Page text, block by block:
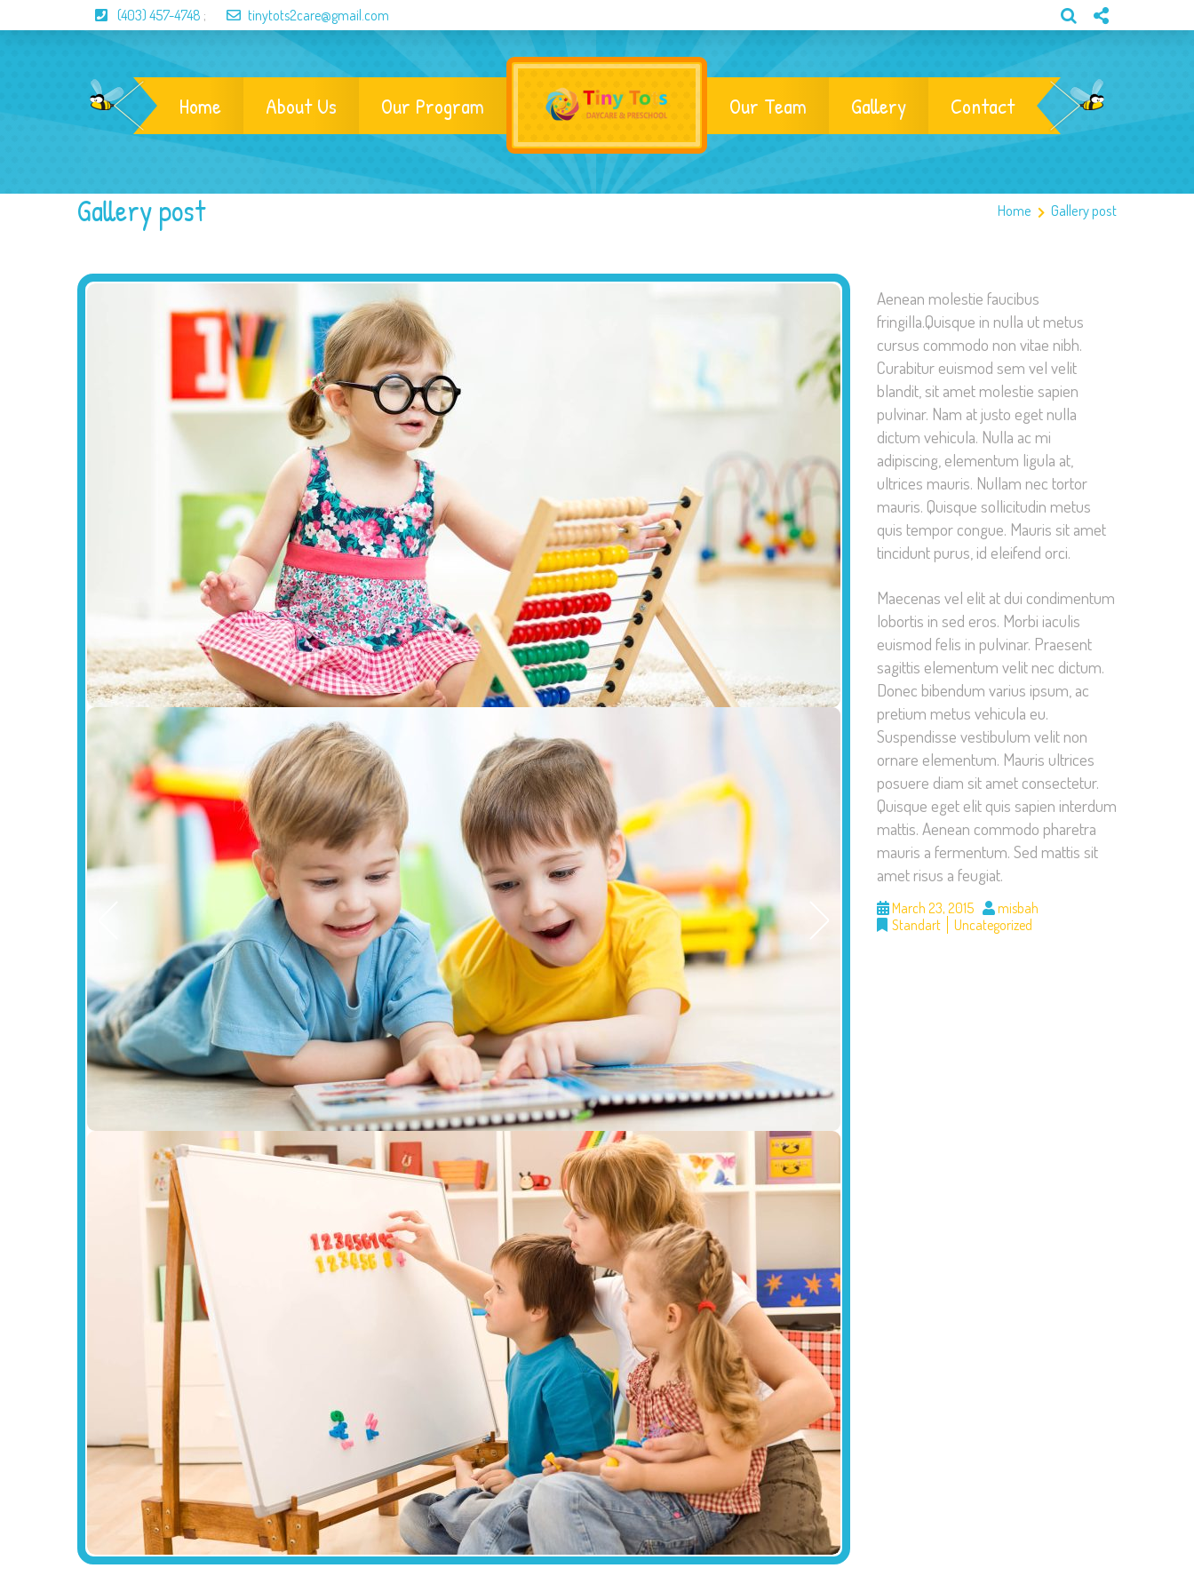
(403) 457-4748 ; tinytots2care@gmail.com
Home About Us Our Program Our Team Gallery Contact
Gallery post Home Gallery post
Aenean molestie faucibus
fringilla.Quisque in nulla ut metus
cursus commodo non vitae nibh.
Curabitur euismod sem vel velit
blandit, sit amet molestie sapien
pulvinar. Nam at justo eget nulla
dictum vehicula. Nulla ac mi
adipiscing, elementum ligula at,
ultrices mauris. Nullam nec tortor
mauris. Quisque sollicitudin metus
quis tempor congue. Mauris sit amet
tincidunt purus, id eleifend orci.
Maecenas vel elit at dui condimentum
lobortis in sed eros. Morbi iaculis
euismod felis in pulvinar. Praesent
sagittis elementum velit nec dictum.
Donec bibendum varius ipsum, ac
pretium metus vehicula eu.
Suspendisse vestibulum velit non
ornare elementum. Mauris ultrices
posuere diam sit amet consectetur.
Quisque eget elit quis sapien interdum
mattis. Aenean commodo pharetra
mauris a fermentum. Sed mattis sit
amet risus a feugiat.
March 23, 2015
misbah
Standart
Uncategorized